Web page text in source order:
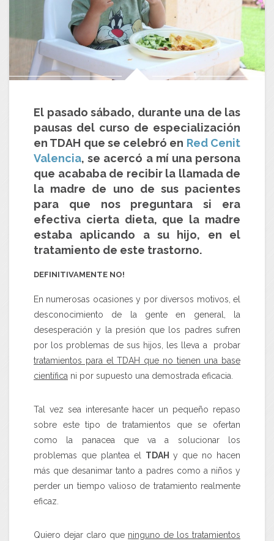
El pasado sábado, durante una de las
pausas del curso de especialización
en TDAH que se celebró en Red Cenit
Valencia, se acercó a mí una persona
que acababa de recibir la llamada de
la madre de uno de sus pacientes
para que nos preguntara si era
efectiva cierta dieta, que la madre
estaba aplicando a su hijo, en el
tratamiento de este trastorno.
DEFINITIVAMENTE NO!
En numerosas ocasiones y por diversos motivos, el
desconocimiento de la gente en general, la
desesperación y la presión que los padres sufren
por los problemas de sus hijos, les lleva a probar
tratamientos para el TDAH que no tienen una base
científica ni por supuesto una demostrada eficacia.
Tal vez sea interesante hacer un pequeño repaso
sobre este tipo de tratamientos que se ofertan
como la panacea que va a solucionar los
problemas que plantea el TDAH y que no hacen
más que desanimar tanto a padres como a niños y
perder un tiempo valioso de tratamiento realmente
eficaz.
Quiero dejar claro que ninguno de los tratamientos